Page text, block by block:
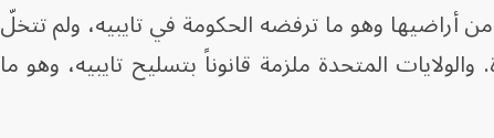
من أراضيها وهو ما ترفضه الحكومة في تايبيه، ولم تتخلّ
المتحدة ملزمة قانوناً بتسليح تايبيه، وهو ما